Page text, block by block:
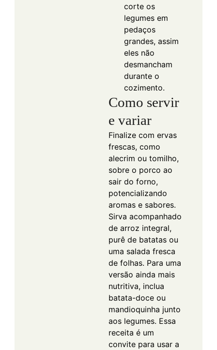
corte os
legumes em
pedaços
grandes, assim
eles não
desmancham
durante o
cozimento.
Como servir
e variar
Finalize com ervas
frescas, como
alecrim ou tomilho,
sobre o porco ao
sair do forno,
potencializando
aromas e sabores.
Sirva acompanhado
de arroz integral,
purê de batatas ou
uma salada fresca
de folhas. Para uma
versão ainda mais
nutritiva, inclua
batata-doce ou
mandioquinha junto
aos legumes. Essa
receita é um
convite para usar a